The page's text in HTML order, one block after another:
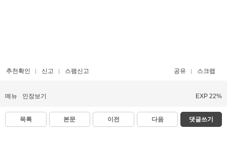
추천확인 신고 스팸신고 공유 스크랩
메뉴 인장보기 EXP 22%
목록 본문 이전 다음 댓글쓰기